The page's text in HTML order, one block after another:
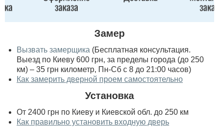
Замер
Вызвать замерщика (Бесплатная консультация.
Выезд по Киеву 600 грн, за пределы города (до 250
км) – 35 грн километр, Пн-Сб с 8 до 21:00 часов)
Как замерить дверной проем самостоятельно
Установка
От 2400 грн по Киеву и Киевской обл. до 250 км
Как правильно установить входную дверь